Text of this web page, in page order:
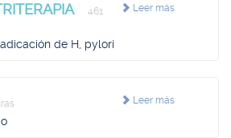
Leer más
461
de H, pylori
Leer más